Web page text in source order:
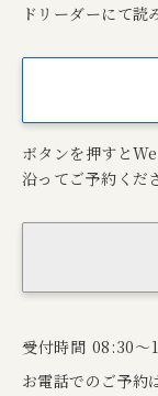
受付時間 08:30～
お電話でのご予約
ボタンを押すと
沿ってご予約くだ
ドリーダーにて読